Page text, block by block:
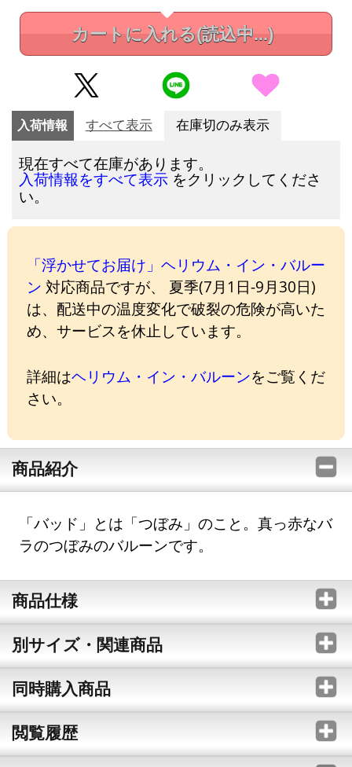
カートに入れる(読込中...)
入荷情報 すべて表示 在庫切のみ表示
現在すべて在庫があります。
入荷情報をすべて表示 をクリックしてくださ
い。
「浮かせてお届け」ヘリウム・イン・バルー
ン 対応商品ですが、 夏季(7月1日-9月30日)
は、配送中の温度変化で破裂の危険が高いた
め、サービスを休止しています。
詳細はヘリウム・イン・バルーンをご覧くだ
さい。
商品紹介
「バッド」とは「つぼみ」のこと。真っ赤なバ
ラのつぼみのバルーンです。
商品仕様
別サイズ・関連商品
同時購入商品
閲覧履歴